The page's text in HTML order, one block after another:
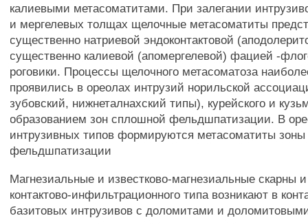
калиевыми метасоматитами. При залегании
и мергелевых толщах щелочные метасоматиты
существенно натриевой эндоконтактовой
существенно калиевой (апомергелевой) фацией -
роговики. Процессы щелочного метасоматоза
проявились в ореолах интрузий норильской
зубовский, нижнеталнахский типы), курейского и
образованием зон сплошной фельдшпатизации. В
интрузивных типов формируются метасоматиты зоны
фельдшпатизации
Магнезиальные и известково-магнезиальные скарны
контактово-инфильтрационного типа возникают в
базитовых интрузивов с доломитами и